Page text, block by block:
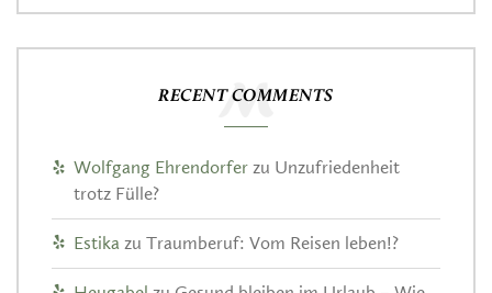
RECENT COMMENTS
Wolfgang Ehrendorfer zu Unzufriedenheit
trotz Fülle?
Estika zu Traumberuf: Vom Reisen leben!?